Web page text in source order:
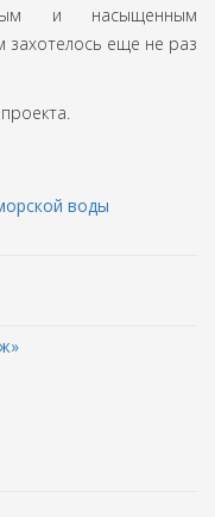
и насыщенным
еще не раз
воды